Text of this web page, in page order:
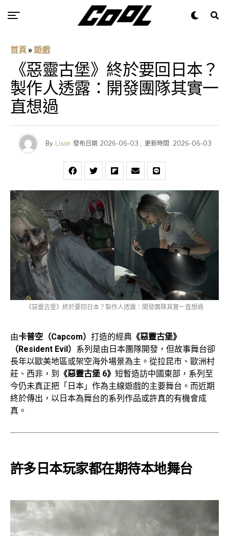
首頁 » 遊戲
《惡靈古堡》終於要回日本？
製作人透露：開發團隊其實一
直想過
By Lison 發布日期 2026-06-03 , 更新時間 2026-06-03
《惡靈古堡》終於要回日本？製作人透露：開發團隊其實一直想過
由卡普空（Capcom） 打造的經典 《惡靈古堡》
（Resident Evil） 系列是由日本團隊開發，但故事舞台卻
長年以歐美地區或架空海外場景為主。從拉昆市、歐洲村
莊、西非，到
《惡靈古堡 6》 短暫造訪中國東部，系列至
今仍未真正把「日本」作為主線遊戲的主要舞台。而近期
終於傳出，以日本為舞台的系列作品或許真的有機會成
真。
許多日本玩家都在期待本地舞台